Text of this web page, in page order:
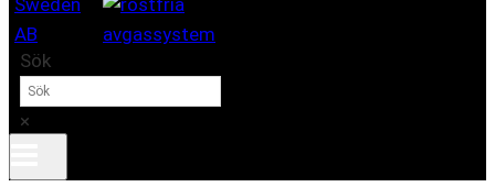
Sök
×